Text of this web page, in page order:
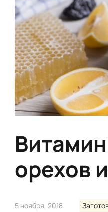
орехов
5 ноября, 2018